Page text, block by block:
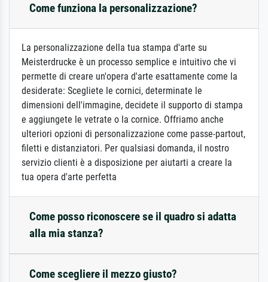
Come funziona la personalizzazione?
La personalizzazione della tua stampa d'arte su
Meisterdrucke è un processo semplice e intuitivo che vi
permette di creare un'opera d'arte esattamente come la
desiderate: Scegliete le cornici, determinate le
dimensioni dell'immagine, decidete il supporto di stampa
e aggiungete le vetrate o la cornice. Offriamo anche
ulteriori opzioni di personalizzazione come passe-partout,
filetti e distanziatori. Per qualsiasi domanda, il nostro
servizio clienti è a disposizione per aiutarti a creare la
tua opera d'arte perfetta
Come posso riconoscere se il quadro si adatta
alla mia stanza?
Come scegliere il mezzo giusto?